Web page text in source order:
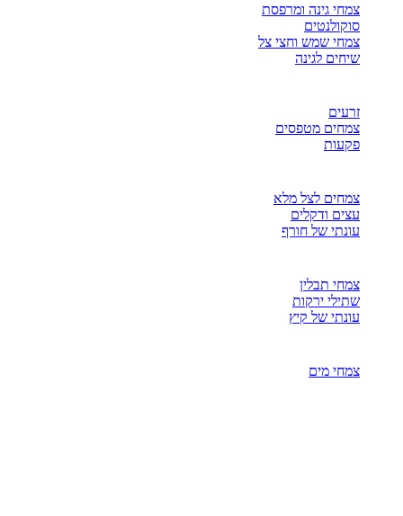
צמחי גינה ומרפסת
סוקולנטים
צמחי שמש וחצי צל
שיחים לגינה
זרעים
צמחים מטפסים
פקעות
צמחים לצל מלא
עצים ודקלים
עונתי של חורף
צמחי תבלין
שתילי ירקות
עונתי של קיץ
צמחי מים